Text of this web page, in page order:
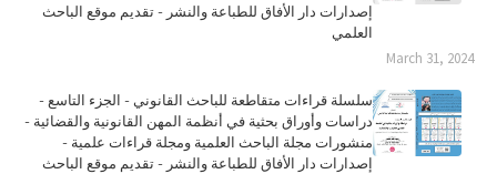
إصدارات دار الأفاق للطباعة والنشر - تقديم موقع الباحث
العلمي
March 31, 2024
سلسلة قراءات متقاطعة للباحث القانوني - الجزء التاسع -
دراسات وأوراق بحثية في أنظمة المهن القانونية والقضائية -
منشورات مجلة الباحث العلمية ومجلة قراءات علمية -
إصدارات دار الأفاق للطباعة والنشر - تقديم موقع الباحث